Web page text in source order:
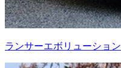
ランサーエボリューション